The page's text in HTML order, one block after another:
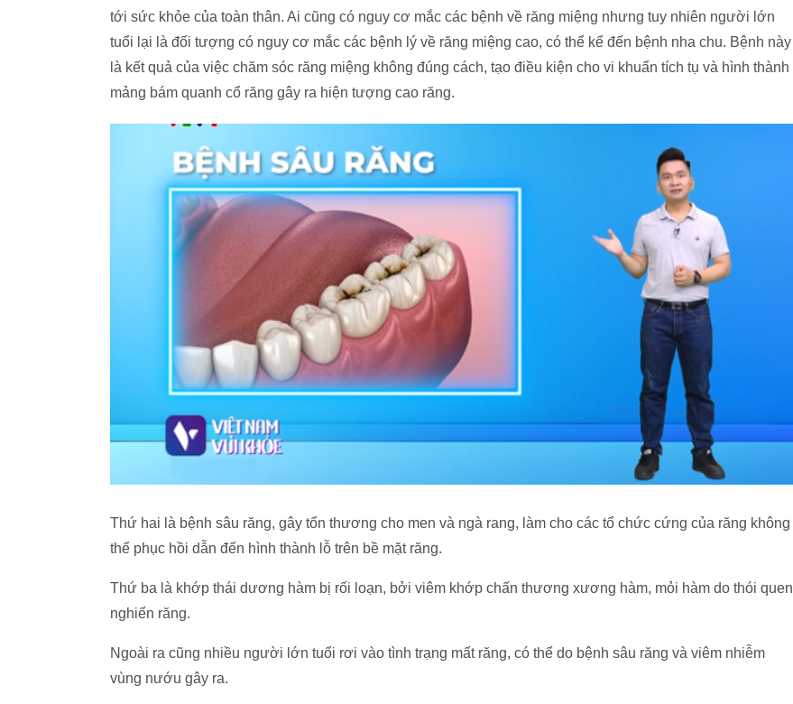
tới sức khỏe của toàn thân. Ai cũng có nguy cơ mắc các bệnh về răng miệng nhưng tuy nhiên người lớn
tuổi lại là đối tượng có nguy cơ mắc các bệnh lý về răng miệng cao, có thể kể đến bệnh nha chu. Bệnh này
là kết quả của việc chăm sóc răng miệng không đúng cách, tạo điều kiện cho vi khuẩn tích tụ và hình thành
mảng bám quanh cổ răng gây ra hiện tượng cao răng.
Thứ hai là bệnh sâu răng, gây tổn thương cho men và ngà rang, làm cho các tổ chức cứng của răng không
thể phục hồi dẫn đến hình thành lỗ trên bề mặt răng.
Thứ ba là khớp thái dương hàm bị rối loạn, bởi viêm khớp chấn thương xương hàm, mỏi hàm do thói quen
nghiến răng.
Ngoài ra cũng nhiều người lớn tuổi rơi vào tình trạng mất răng, có thể do bệnh sâu răng và viêm nhiễm
vùng nướu gây ra.